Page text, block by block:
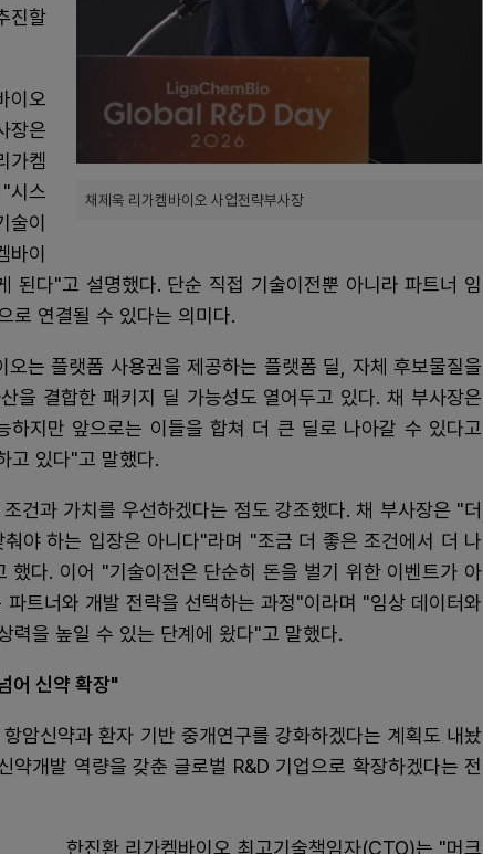
채제욱 리가켐바이오 사업전략부사장
진할
이오
장은
가켐
시스
이
이
된다"고 설명했다. 단순 직접 기술이전뿐 아니라 파트너 임
로 연결될 수 있다는 의미다.
는 플랫폼 사용권을 제공하는 플랫폼 딜, 자체 후보물질을
을 결합한 패키지 딜 가능성도 열어두고 있다. 채 부사장은
하지만 앞으로는 이들을 합쳐 더 큰 딜로 나아갈 수 있다고
고 있다"고 말했다.
건과 가치를 우선하겠다는 점도 강조했다. 채 부사장은 "더
야 하는 입장은 아니다"라며 "조금 더 좋은 조건에서 더 나
했다. 이어 "기술이전은 단순히 돈을 벌기 위한 이벤트가 아
트너와 개발 전략을 선택하는 과정"이라며 "임상 데이터와
력을 높일 수 있는 단계에 왔다"고 말했다.
어 신약 확장"
암신약과 환자 기반 중개연구를 강화하겠다는 계획도 내놨
개발 역량을 갖춘 글로벌 R&D 기업으로 확장하겠다는 전
한진환 리가켐바이오 최고기술책임자(CTO)는 "머크